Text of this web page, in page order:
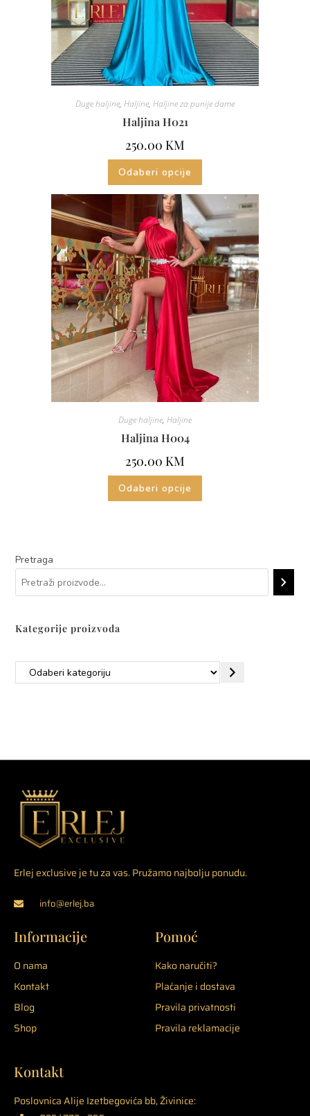
Duge haljine, Haljine, Haljine za punije dame
Haljina H021
250.00 KM
Odaberi opcije
Duge haljine, Haljine
Haljina H004
250.00 KM
Odaberi opcije
Pretraga
Kategorije proizvoda
Erlej exclusive je tu za vas. Pružamo najbolju ponudu.
info@erlej.ba
Informacije
O nama
Kontakt
Blog
Shop
Pomoć
Kako naručiti?
Plaćanje i dostava
Pravila privatnosti
Pravila reklamacije
Kontakt
Poslovnica Alije Izetbegovića bb, Živinice: